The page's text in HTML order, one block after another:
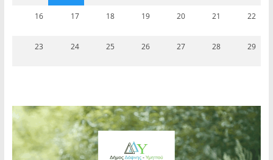
16 17 18 19 20 21 22
23 24 25 26 27 28 29